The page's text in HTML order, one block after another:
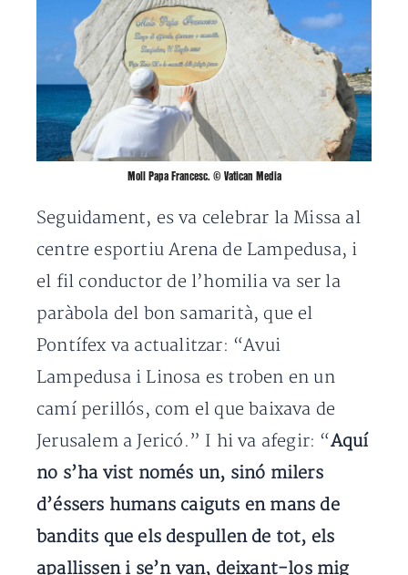
Moll Papa Francesc. © Vatican Media
Seguidament, es va celebrar la Missa al
centre esportiu Arena de Lampedusa, i
el fil conductor de l’homilia va ser la
paràbola del bon samarità, que el
Pontífex va actualitzar: “Avui
Lampedusa i Linosa es troben en un
camí perillós, com el que baixava de
Jerusalem a Jericó.” I hi va afegir: “Aquí
no s’ha vist només un, sinó milers
d’éssers humans caiguts en mans de
bandits que els despullen de tot, els
apallissen i se’n van, deixant-los mig